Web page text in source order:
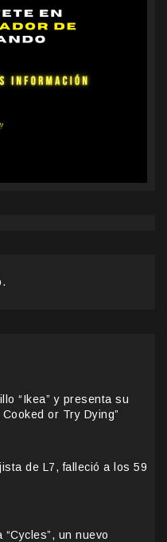
“Ikea” y presenta su
or Try Dying”
de L7, falleció a los 59
un nuevo